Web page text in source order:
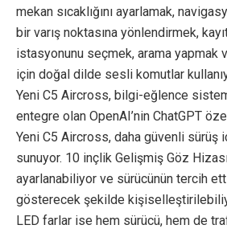
mekan sıcaklığını ayarlamak,
bir varış noktasına yönlendirmek,
istasyonunu seçmek, arama yapmak
için doğal dilde sesli komutlar
Yeni C5 Aircross, bilgi-eğlence
entegre olan OpenAI’nin ChatGPT
Yeni C5 Aircross, daha güvenli sürüş
sunuyor. 10 inçlik Gelişmiş Göz
ayarlanabiliyor ve sürücünün tercih
gösterecek şekilde
LED farlar ise hem sürücü, hem de